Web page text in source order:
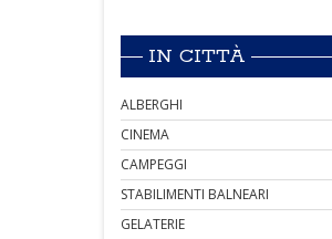
IN CITTÀ
ALBERGHI
CINEMA
CAMPEGGI
STABILIMENTI BALNEARI
GELATERIE